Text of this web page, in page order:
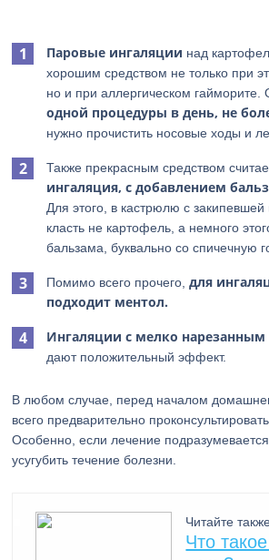
Паровые ингаляции над
хорошим средством не только при
но и при аллергическом
одной процедуры в день, не
нужно прочистить носовые ходы и
Также прекрасным средством
ингаляция, с добавлением
Для этого, в кастрюлю с
класть не картофель, а немного
бальзама, буквально со спичечную
Помимо всего прочего,для
подходит ментол.
Ингаляции с мелко нарезанным
дают положительный эффект.
В любом случае, перед началом
всего предварительно
Особенно, если лечение
усугубить течение болезни.
Читайте
Что